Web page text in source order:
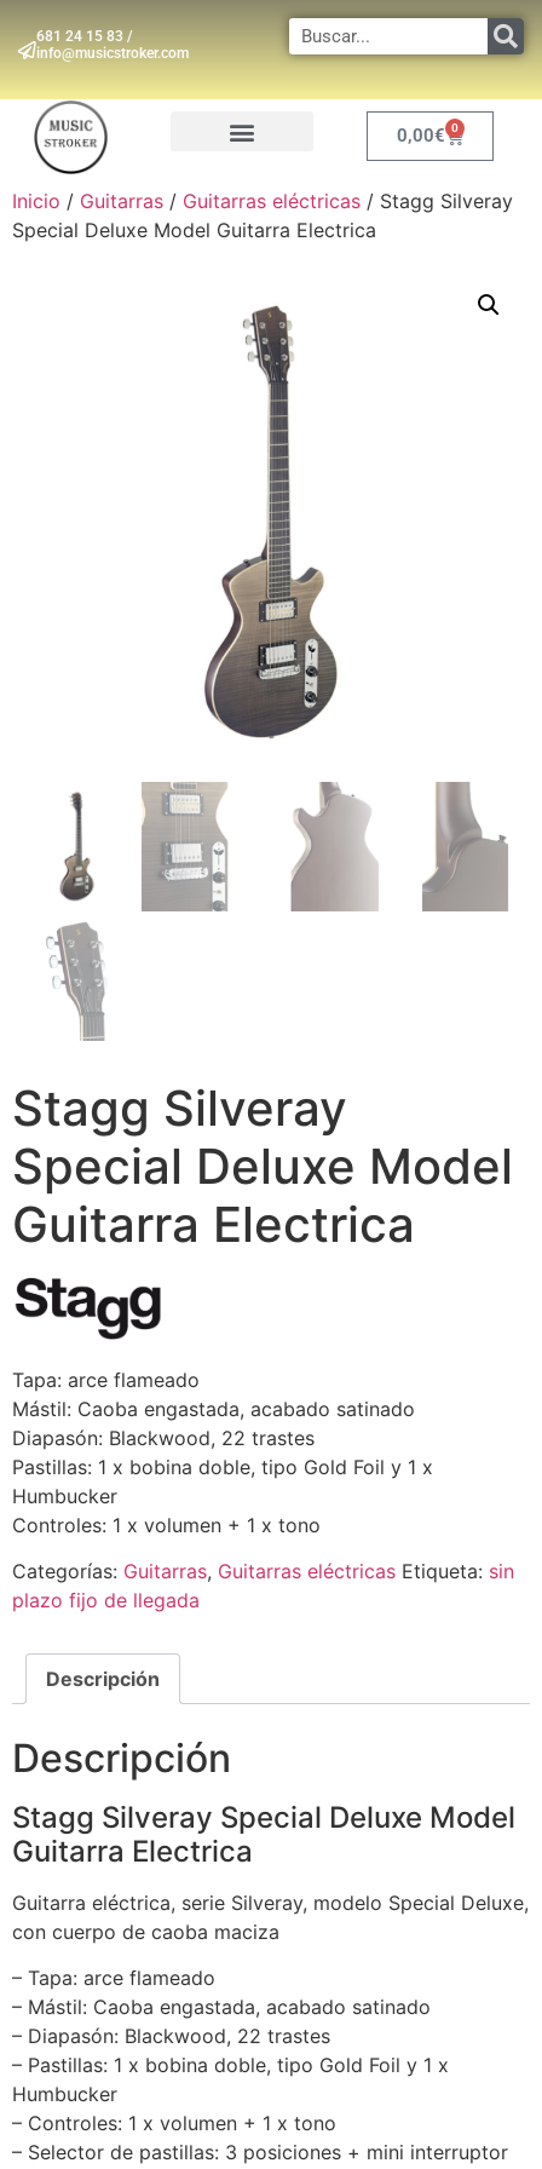
681 24 15 83 /
info@musicstroker.com
0,00€ 0
Inicio / Guitarras / Guitarras eléctricas / Stagg Silveray
Special Deluxe Model Guitarra Electrica
Stagg Silveray
Special Deluxe Model
Guitarra Electrica
Tapa: arce flameado
Mástil: Caoba engastada, acabado satinado
Diapasón: Blackwood, 22 trastes
Pastillas: 1 x bobina doble, tipo Gold Foil y 1 x
Humbucker
Controles: 1 x volumen + 1 x tono
Categorías: Guitarras, Guitarras eléctricas Etiqueta: sin
plazo fijo de llegada
Descripción
Descripción
Stagg Silveray Special Deluxe Model
Guitarra Electrica
Guitarra eléctrica, serie Silveray, modelo Special Deluxe,
con cuerpo de caoba maciza
– Tapa: arce flameado
– Mástil: Caoba engastada, acabado satinado
– Diapasón: Blackwood, 22 trastes
– Pastillas: 1 x bobina doble, tipo Gold Foil y 1 x
Humbucker
– Controles: 1 x volumen + 1 x tono
– Selector de pastillas: 3 posiciones + mini interruptor